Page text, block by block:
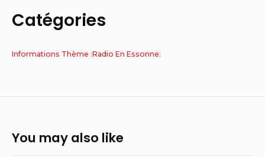
Catégories
Informations Thème :Radio En Essonne:
You may also like